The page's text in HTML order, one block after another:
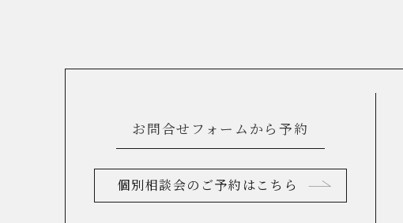
お問合せフォームから予約
個別相談会のご予約はこちら